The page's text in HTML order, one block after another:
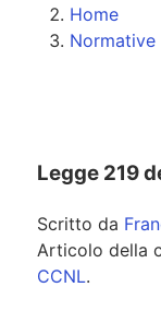
Home
Normative
Legge 219
Scritto da
Articolo della
CCNL.